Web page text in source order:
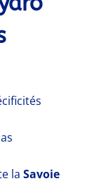
la Savoie